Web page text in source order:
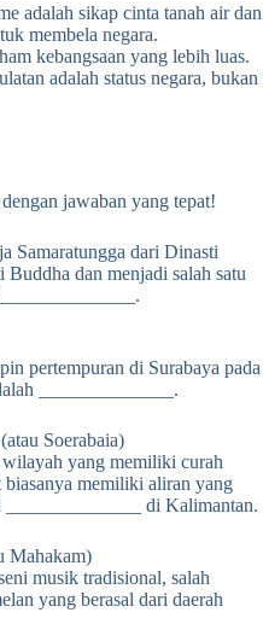
adalah sikap cinta tanah air dan
membela negara.
kebangsaan yang lebih luas.
adalah status negara, bukan
jawaban yang tepat!
Samaratungga dari Dinasti
dan menjadi salah satu
pertempuran di Surabaya pada
______________.
Soerabaia)
yang memiliki curah
memiliki aliran yang
______________ di Kalimantan.
Mahakam)
musik tradisional, salah
yang berasal dari daerah